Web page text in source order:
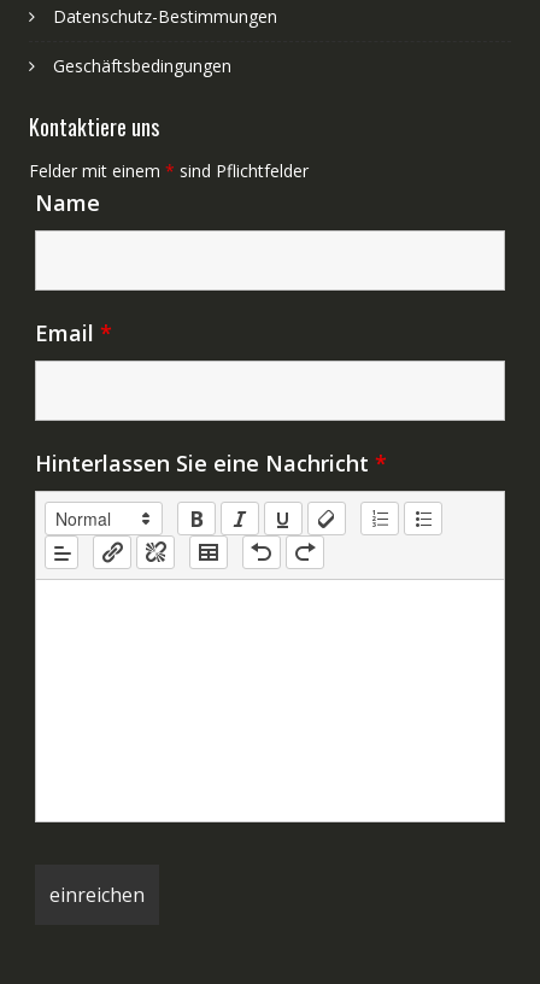
Datenschutz-Bestimmungen
Geschäftsbedingungen
Kontaktiere uns
Felder mit einem * sind Pflichtfelder
Name
Email *
Hinterlassen Sie eine Nachricht *